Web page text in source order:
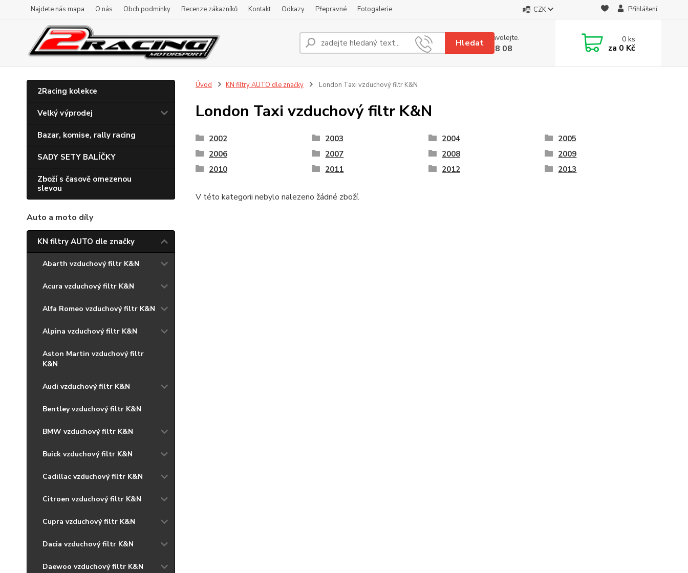
Najdete nás mapa O nás Obch.podmínky Recenze zákazníků Kontakt Odkazy Přepravné Fotogalerie CZK Přihlášení
Hledat
Nevíte si rady? Zavolejte.
+420 608 08 18 08
0ks
za 0 Kč
2Racing kolekce
Velký výprodej
Bazar, komise, rally racing
SADY SETY BALÍČKY
Zboží s časově omezenou
slevou
Auto a moto díly
KN filtry AUTO dle značky
Abarth vzduchový filtr K&N
Acura vzduchový filtr K&N
Alfa Romeo vzduchový filtr K&N
Alpina vzduchový filtr K&N
Aston Martin vzduchový filtr
K&N
Audi vzduchový filtr K&N
Bentley vzduchový filtr K&N
BMW vzduchový filtr K&N
Buick vzduchový filtr K&N
Cadillac vzduchový filtr K&N
Citroen vzduchový filtr K&N
Cupra vzduchový filtr K&N
Dacia vzduchový filtr K&N
Daewoo vzduchový filtr K&N
Úvod KN filtry AUTO dle značky London Taxi vzduchový filtr K&N
London Taxi vzduchový filtr K&N
2002 2003 2004
2005
2006
2007 2008
2009
2010
2011 2012 2013
V této kategorii nebylo nalezeno žádné zboží.